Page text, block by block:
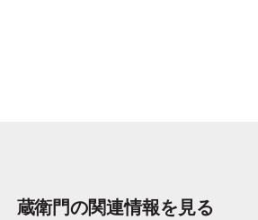
蔵衛門の関連情報を見る